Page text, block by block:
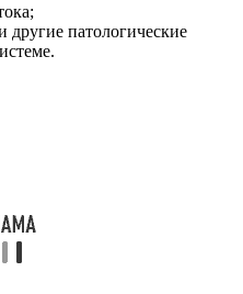
другие патологические